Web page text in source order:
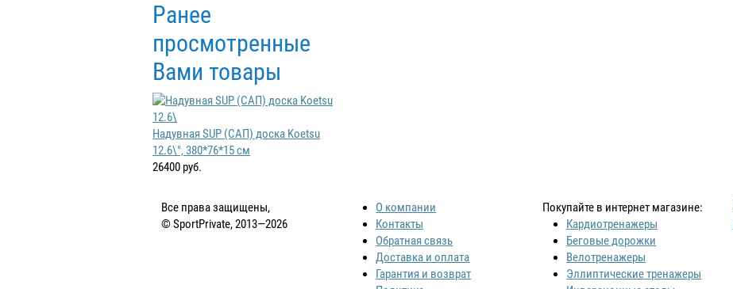
Ранее
просмотренные
Вами товары
Надувная SUP (САП) доска Koetsu
12.6\", 380*76*15 см
26400 руб.
Все права защищены,
© SportPrivate, 2013—2026
О компании
Контакты
Обратная связь
Доставка и оплата
Гарантия и возврат
Покупайте в интернет магазине:
Кардиотренажеры
Беговые дорожки
Велотренажеры
Эллиптические тренажеры